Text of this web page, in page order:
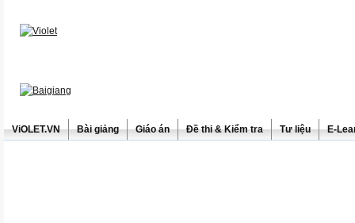
ViOLET.VN Bài giảng Giáo án Đề thi & Kiểm tra Tư liệu E-